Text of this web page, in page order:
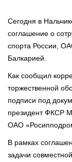
Сегодня в
соглашение о
спорта России,
Балкарией.
Как сообщил
торжественной
подписи под
президент ФКСР
ОАО
В рамках
задачи